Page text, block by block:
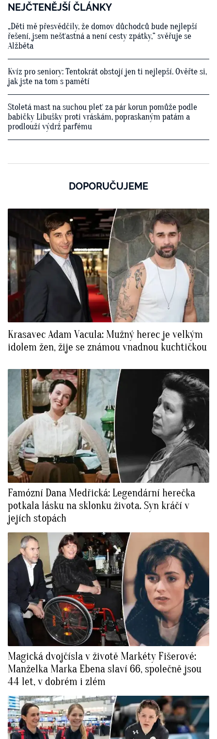
NEJČTENĚJŠÍ ČLÁNKY
„Děti mě přesvědčily, že domov důchodců bude nejlepší
řešení, jsem nešťastná a není cesty zpátky,“ svěřuje se
Alžběta
Kvíz pro seniory: Tentokrát obstojí jen ti nejlepší. Ověřte si,
jak jste na tom s pamětí
Stoletá mast na suchou pleť za pár korun pomůže podle
babičky Libušky proti vráskám, popraskaným patám a
prodlouží výdrž parfému
DOPORUČUJEME
Krasavec Adam Vacula: Mužný herec je velkým
idolem žen, žije se známou vnadnou kuchtičkou
Famózní Dana Medřická: Legendární herečka
potkala lásku na sklonku života. Syn kráčí v
jejích stopách
Magická dvojčísla v životě Markéty Fišerové:
Manželka Marka Ebena slaví 66, společně jsou
44 let, v dobrém i zlém